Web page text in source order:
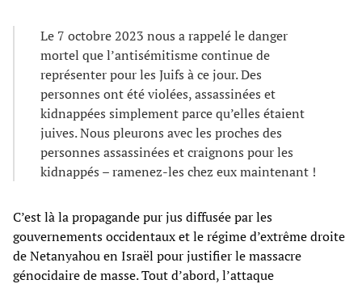
Le 7 octobre 2023 nous a rappelé le danger
mortel que l’antisémitisme continue de
représenter pour les Juifs à ce jour. Des
personnes ont été violées, assassinées et
kidnappées simplement parce qu’elles étaient
juives. Nous pleurons avec les proches des
personnes assassinées et craignons pour les
kidnappés – ramenez-les chez eux maintenant !
C’est là la propagande pur jus diffusée par les
gouvernements occidentaux et le régime d’extrême droite
de Netanyahou en Israël pour justifier le massacre
génocidaire de masse. Tout d’abord, l’attaque